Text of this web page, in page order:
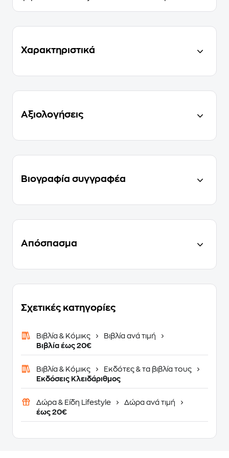
Χαρακτηριστικά
Αξιολογήσεις
Βιογραφία συγγραφέα
Απόσπασμα
Σχετικές κατηγορίες
Βιβλία & Κόμικς
Βιβλία ανά τιμή
Βιβλία έως 20€
Βιβλία & Κόμικς
Εκδότες & τα βιβλία τους
Εκδόσεις Κλειδάριθμος
Δώρα & Είδη Lifestyle
Δώρα ανά τιμή
έως 20€